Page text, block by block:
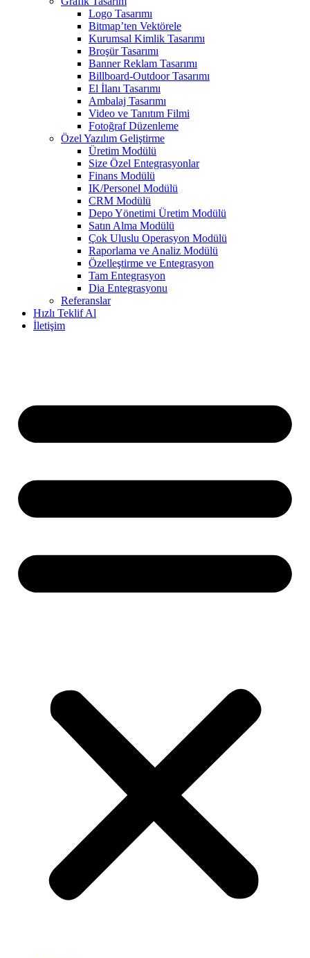
Logo Tasarımı
Bitmap’ten Vektörele
Kurumsal Kimlik Tasarımı
Broşür Tasarımı
Banner Reklam Tasarımı
Billboard-Outdoor Tasarımı
El İlanı Tasarımı
Ambalaj Tasarımı
Video ve Tanıtım Filmi
Fotoğraf Düzenleme
Özel Yazılım Geliştirme
Üretim Modülü
Size Özel Entegrasyonlar
Finans Modülü
IK/Personel Modülü
CRM Modülü
Depo Yönetimi Üretim Modülü
Satın Alma Modülü
Çok Uluslu Operasyon Modülü
Raporlama ve Analiz Modülü
Özelleştirme ve Entegrasyon
Tam Entegrasyon
Dia Entegrasyonu
Referanslar
Hızlı Teklif Al
İletişim